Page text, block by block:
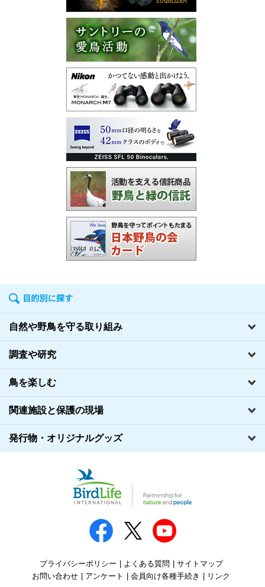
自然や野鳥を守る取り組み
調査や研究
鳥を楽しむ
関連施設と保護の現場
発行物・オリジナルグッズ
プライバシーポリシー よくある質問
サイトマップ
お問い合わせ
アンケート 会員向け各種手続き リンク